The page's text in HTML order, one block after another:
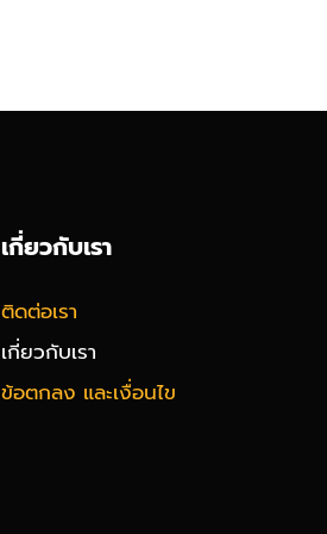
เกี่ยวกับเรา
ติดต่อเรา
เกี่ยวกับเรา
ข้อตกลง และเงื่อนไข